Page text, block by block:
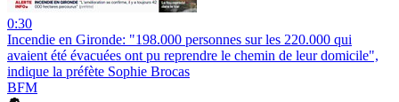
0:30
Incendie en Gironde: "198.000 personnes sur les 220.000 qui
avaient été évacuées ont pu reprendre le chemin de leur domicile",
indique la préfète Sophie Brocas
BFM